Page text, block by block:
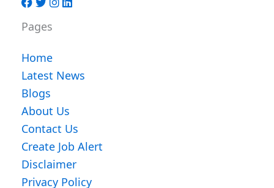
Pages
Home
Latest News
Blogs
About Us
Contact Us
Create Job Alert
Disclaimer
Privacy Policy